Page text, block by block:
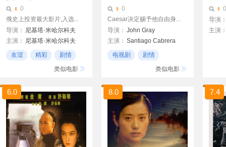
0
俄史上投资最大影片,入选...
导演： 尼基塔·米哈尔科夫
主演： 尼基塔·米哈尔科夫
欧列格·米契柯夫
友谊 精彩
剧情
类似电影
0
Caesar决定赐予他自由身...
导演： John Gray
主演： Santiago Cabrera
Vincent Regan
电视剧
剧情
类似电影
0
导演
主演
6.0 8.0 7.4